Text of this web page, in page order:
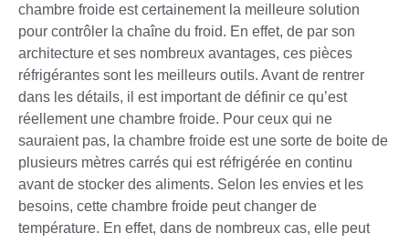
chambre froide est certainement la meilleure solution
pour contrôler la chaîne du froid. En effet, de par son
architecture et ses nombreux avantages, ces pièces
réfrigérantes sont les meilleurs outils. Avant de rentrer
dans les détails, il est important de définir ce qu’est
réellement une chambre froide. Pour ceux qui ne
sauraient pas, la chambre froide est une sorte de boite de
plusieurs mètres carrés qui est réfrigérée en continu
avant de stocker des aliments. Selon les envies et les
besoins, cette chambre froide peut changer de
température. En effet, dans de nombreux cas, elle peut